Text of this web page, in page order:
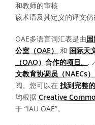
和教师的审核
该术语及其定义的译文
OAE多语言词汇表是由
公室（OAE）
和 国际天
（OAO）合作的项目。 .
文教育协调员（NAECs）
阅。您可以在 找到完整
均根据 Creative
于 “IAU OAE”。